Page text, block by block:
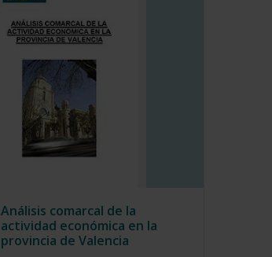
Análisis comarcal de la
actividad económica en la
provincia de Valencia